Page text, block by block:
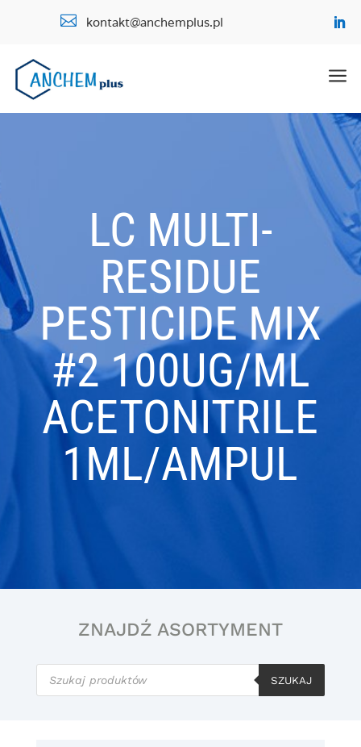
 kontakt@anchemplus.pl
a
LC MULTI-
RESIDUE
PESTICIDE MIX
#2 100UG/ML
ACETONITRILE
1ML/AMPUL
ZNAJDŹ ASORTYMENT
Wyszukiwarka
produktów
SZUKAJ